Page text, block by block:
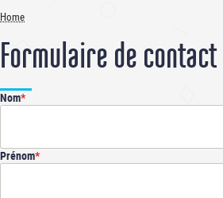
Breadcrumb
Home
Formulaire de contact
Nom
Prénom